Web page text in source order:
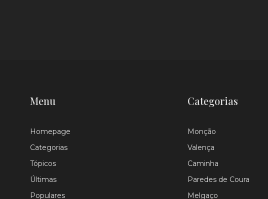
Menu
Homepage
Categorias
Tópicos
Últimas
Populares
Categorias
Monção
Valença
Caminha
Paredes de Coura
Melgaço